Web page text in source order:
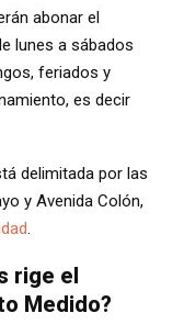
abonar el
lunes a sábados
feriados y
es decir
delimitada por las
y Avenida Colón,
.
rige el
Medido?